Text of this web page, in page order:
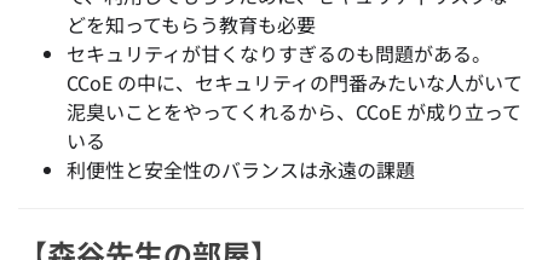
どを知ってもらう教育も必要
セキュリティが甘くなりすぎるのも問題がある。
CCoE の中に、セキュリティの門番みたいな人がいて
泥臭いことをやってくれるから、CCoE が成り立って
いる
利便性と安全性のバランスは永遠の課題